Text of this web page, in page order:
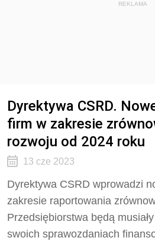
REKLAMA
Dyrektywa CSRD.
firm w zakresie
rozwoju od 2024 roku
13 cze 2023
Dyrektywa CSRD wprowadzi
zakresie raportowania
Przedsiębiorstwa będą
swoich sprawozdaniach